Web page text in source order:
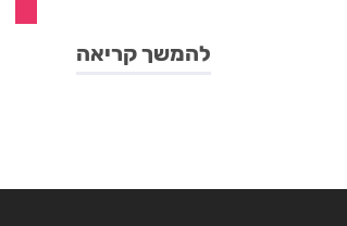
להמשך קריאה